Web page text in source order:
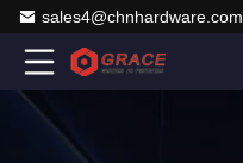
sales4@chnhardware.com